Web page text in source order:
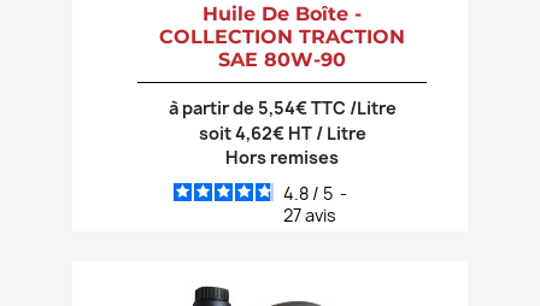
Huile De Boîte -
COLLECTION TRACTION
SAE 80W-90
à partir de 5,54€ TTC /Litre
soit 4,62€ HT / Litre
Hors remises
4.8 / 5 -
27avis